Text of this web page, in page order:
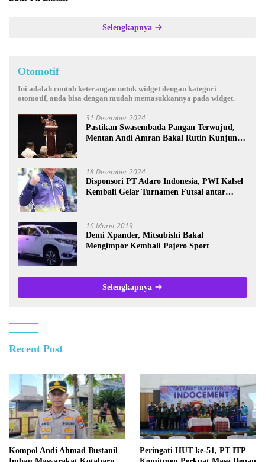
Selengkapnya
Otomotif
Ini adalah contoh keterangan untuk widget dengan kategori
otomotif, anda bisa dengan mudah memasukkannya pada widget.
31 Desember 2024
Pastikan Swasembada Pangan Terwujud,
Mentan Andi Amran Bakal Rutin Kunjungi
18 Desember 2024
Disponsori PT Adaro Indonesia, PWI Kalsel
Kembali Gelar Turnamen Futsal antar
16 Maret 2019
Demi Xpander, Mitsubishi Bakal
Mengimpor Kembali Pajero Sport
Selengkapnya
Recent Post
Kompol Andi Ahmad Bustanil
Peringati HUT ke-51, PT ITP